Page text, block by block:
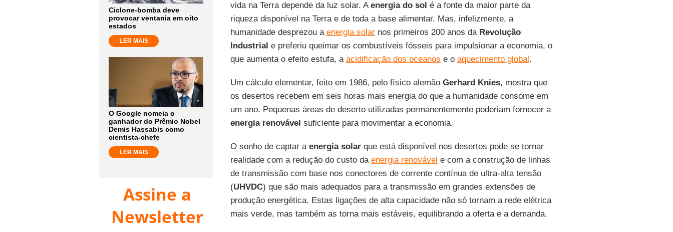
Ciclone-bomba deve
provocar ventania em oito
estados
LER MAIS
O Google nomeia o
ganhador do Prêmio Nobel
Demis Hassabis como
cientista-chefe
LER MAIS
Assine a
Newsletter
vida na Terra depende da luz solar. Aenergia do sol é a fonte da maior parte da
riqueza disponível na Terra e de toda a base alimentar. Mas, infelizmente, a
humanidade desprezou a energia solarnos primeiros 200 anos da Revolução
Industrial e preferiu queimar os combustíveis fósseis para impulsionar a economia, o
que aumenta o efeito estufa, a acidificação dos oceanos e o aquecimento global.
Um cálculo elementar, feito em 1986, pelo físico alemão Gerhard Knies, mostra que
os desertos recebem em seis horas mais energia do que a humanidade consome em
um ano. Pequenas áreas de deserto utilizadas permanentemente poderiam fornecer a
energia renovável suficiente para movimentar a economia.
O sonho de captar a energia solarque está disponível nos desertos pode se tornar
realidade com a redução do custo da energia renovável e com a construção de linhas
de transmissão com base nos conectores de corrente contínua de ultra-alta tensão
(UHVDC) que são mais adequados para a transmissão em grandes extensões de
produção energética. Estas ligações de alta capacidade não só tornam a rede elétrica
mais verde, mas também as torna mais estáveis, equilibrando a oferta e a demanda.